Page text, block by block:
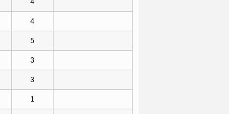
4
4
5
3
3
1